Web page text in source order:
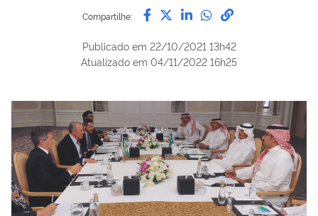
Compartilhe: Compartilhe por Facebook
Compartilhe por Twitter
Compartilhe por
Compartilhe
link para
Publicado em 22/10/2021 13h42
Atualizado em 04/11/2022 16h25